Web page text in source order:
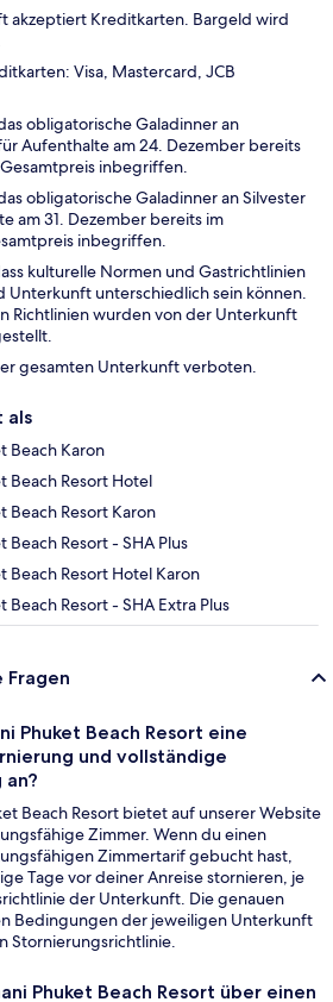
akzeptiert Kreditkarten. Bargeld wird
Visa, Mastercard, JCB
obligatorische Galadinner an
Aufenthalte am 24. Dezember bereits
inbegriffen.
obligatorische Galadinner an Silvester
am 31. Dezember bereits im
inbegriffen.
kulturelle Normen und Gastrichtlinien
Unterkunft unterschiedlich sein können.
Richtlinien wurden von der Unterkunft
gesamten Unterkunft verboten.
als
Beach Karon
Beach Resort Hotel
Beach Resort Karon
Beach Resort - SHA Plus
Beach Resort Hotel Karon
Beach Resort - SHA Extra Plus
Phuket Beach Resort eine
und vollständige
an?
Beach Resort bietet auf unserer Website
Zimmer. Wenn du einen
Zimmertarif gebucht hast,
Tage vor deiner Anreise stornieren, je
der Unterkunft. Die genauen
Bedingungen der jeweiligen Unterkunft
Stornierungsrichtlinie.
Phuket Beach Resort über einen